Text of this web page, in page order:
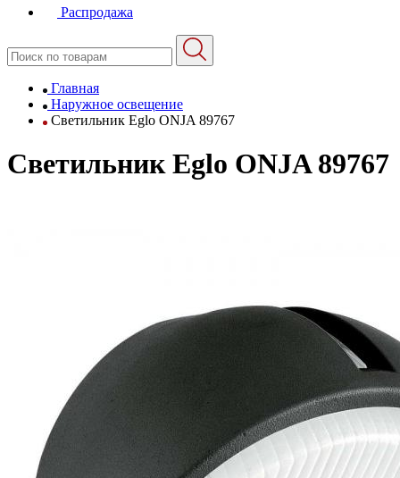
Распродажа
Главная
Наружное освещение
Светильник Eglo ONJA 89767
Светильник Eglo ONJA 89767